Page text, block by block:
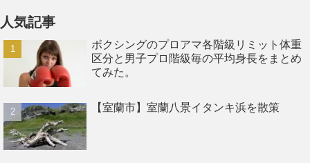
人気記事
ボクシングのプロアマ各階級リミット体重
区分と男子プロ階級毎の平均身長をまとめ
てみた。
【室蘭市】室蘭八景イタンキ浜を散策